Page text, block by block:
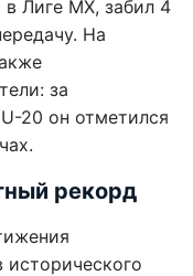
Лиге MX, забил 4
На
за
20 он отметился
рекорд
исторического